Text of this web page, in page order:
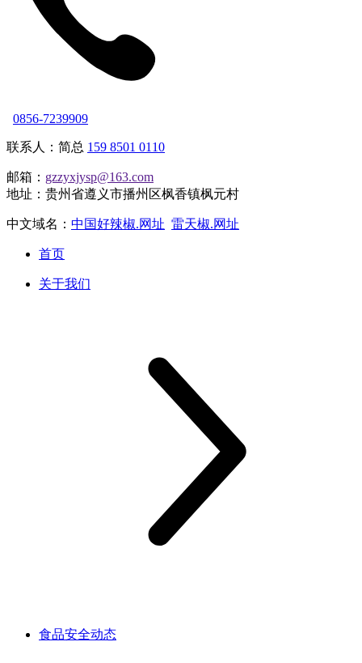
0856-7239909
联系人：简总 159 8501 0110
邮箱： gzzyxjysp@163.com
地址：贵州省遵义市播州区枫香镇枫元村
中文域名： 中国好辣椒.网址 雷天椒.网址
首页
关于我们
食品安全动态